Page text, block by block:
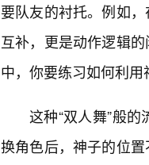
要队友的衬托。例如
互补，更是动作逻辑
中，你要练习如何利用
这种“双人舞”般
换角色后，神子的位